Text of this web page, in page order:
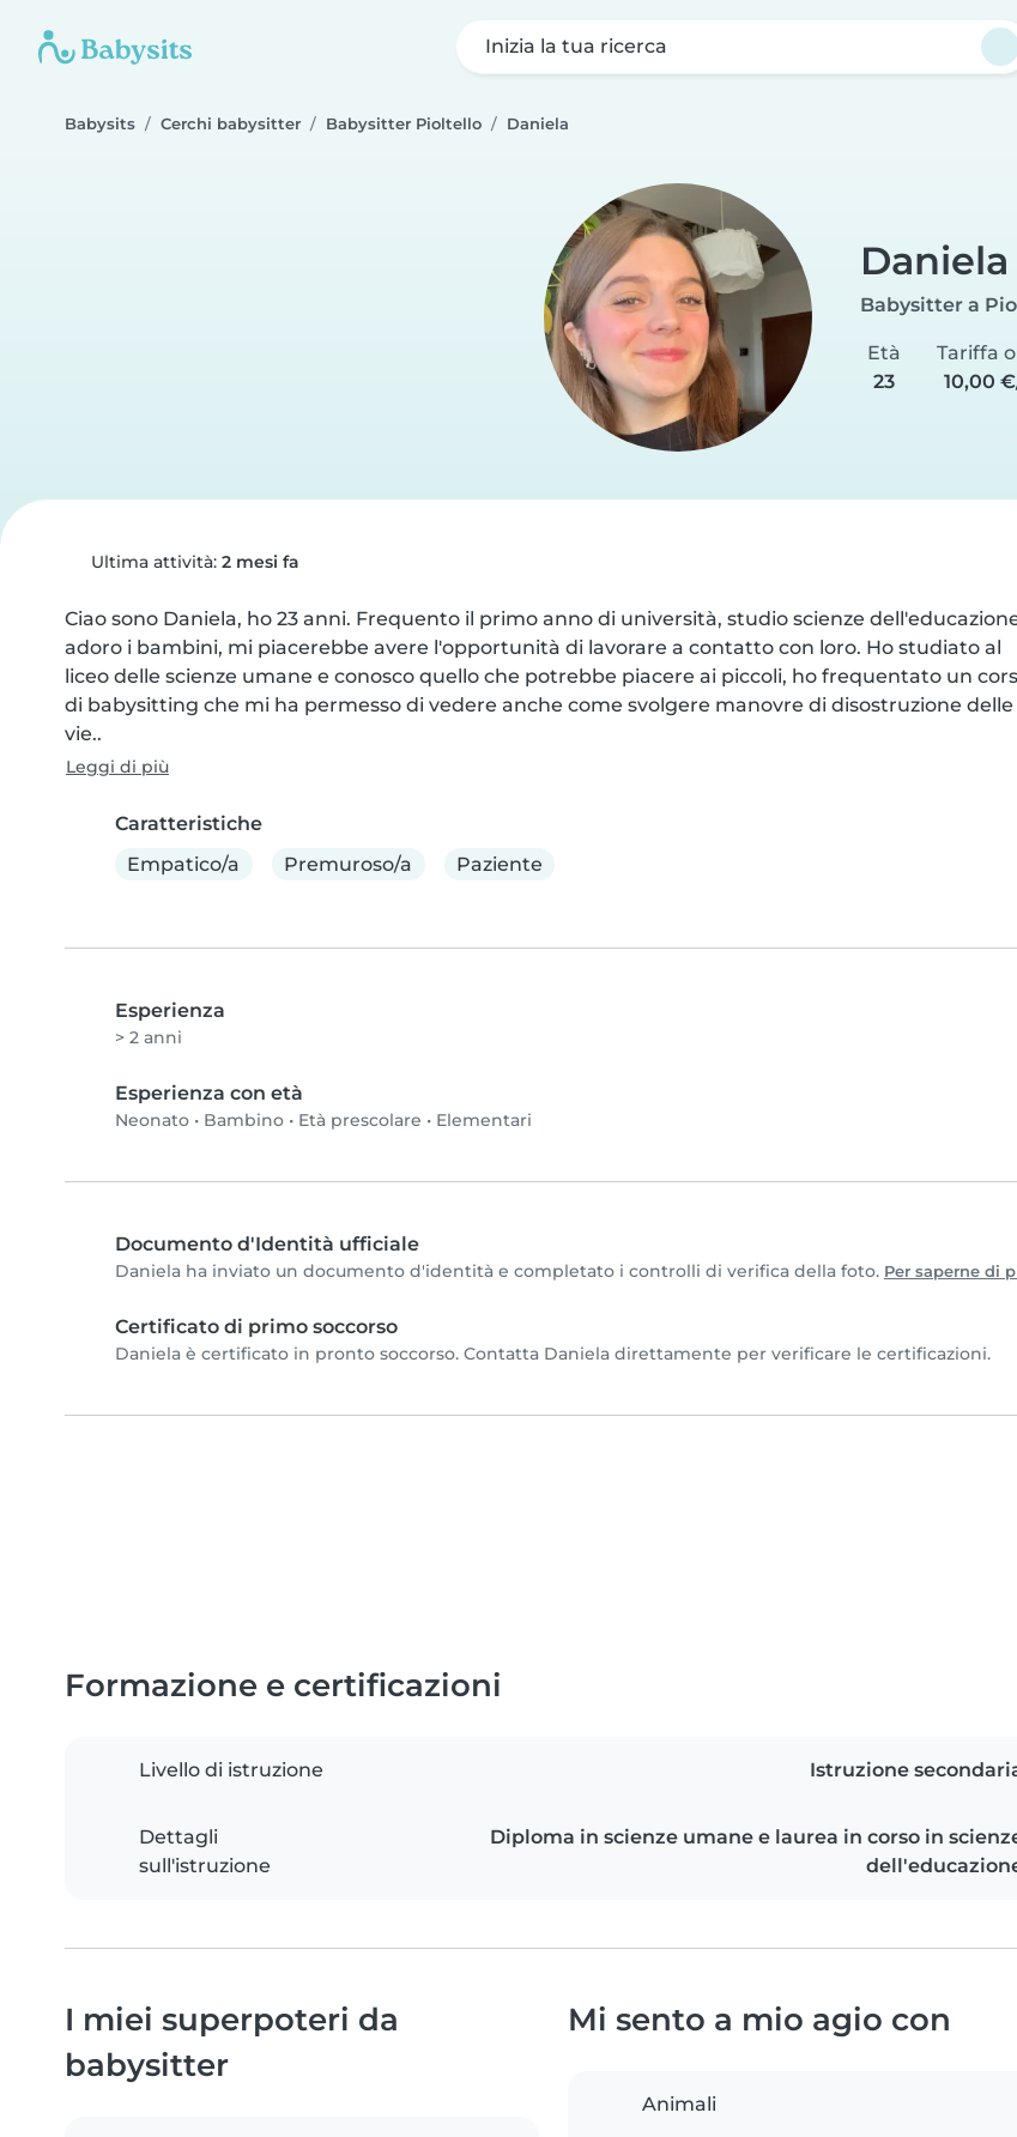
Inizia la tua ricerca
Babysits Cerchi babysitter Babysitter Pioltello Daniela
Daniela
Babysitter a
Età
23
Tariffa
10,00
Ultima attività: 2 mesi fa
Ciao sono Daniela, ho 23 anni. Frequento il primo anno di università, studio scienze
adoro i bambini, mi piacerebbe avere l'opportunità di lavorare a contatto con loro. Ho studiato al
liceo delle scienze umane e conosco quello che potrebbe piacere ai piccoli, ho frequentato un
di babysitting che mi ha permesso di vedere anche come svolgere manovre di disostruzione delle
vie..
Leggi di più
Caratteristiche
Empatico/a
Premuroso/a Paziente
Esperienza
> 2 anni
Esperienza con età
Neonato • Bambino • Età prescolare • Elementari
Documento d'Identità ufficiale
Daniela ha inviato un documento d'identità e completato i controlli di verifica della foto. Per saperne di
Certificato di primo soccorso
Daniela è certificato in pronto soccorso. Contatta Daniela direttamente per verificare le certificazioni.
Formazione e certificazioni
Livello di istruzione Istruzione
Dettagli
sull'istruzione
Diploma in scienze umane e laurea in corso in
I miei superpoteri da
babysitter
Mi sento a mio agio con
Animali